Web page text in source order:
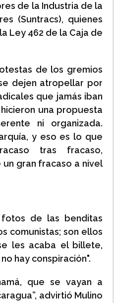
de la Industria de la
(Suntracs), quienes
Ley 462 de la Caja de
de los gremios
dejen atropellar por
que jamás iban
hicieron una propuesta
ni organizada.
y eso es lo que
tras fracaso,
gran fracaso a nivel
de las benditas
comunistas; son ellos
les acaba el billete,
hay conspiración".
que se vayan a
advirtió Mulino